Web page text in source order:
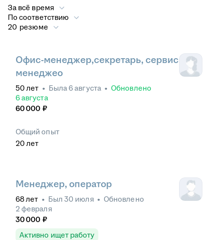
За всё время
По соответствию
20 резюме
Офис-менеджер,секретарь, сервис
менеджео
50 лет • Была6 августа • Обновлено
6 августа
60 000 ₽
Общий опыт
20 лет
Менеджер, оператор
68лет • Был 30 июля • Обновлено
2 февраля
30 000 ₽
Активно ищет работу